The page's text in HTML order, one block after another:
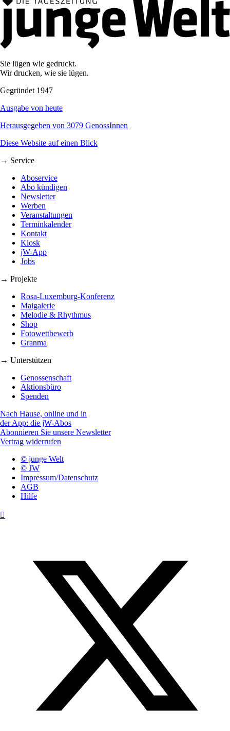
Sie lügen wie gedruckt.
Wir drucken, wie sie lügen.
Gegründet 1947
Ausgabe von heute
Herausgegeben von 3079 GenossInnen
Diese Website auf einen Blick
→ Service
Aboservice
Abo kündigen
Newsletter
Werben
Veranstaltungen
Terminkalender
Kontakt
Kiosk
jW-App
Jobs
→ Projekte
Rosa-Luxemburg-Konferenz
Maigalerie
Melodie & Rhythmus
Shop
Fotowettbewerb
Granma
→ Unterstützen
Genossenschaft
Aktionsbüro
Spenden
Nach Hause, online und in
der App: die jW-Abos
Abonnieren Sie unsere Newsletter
Vertrag widerrufen
© junge Welt
© JW
Impressum/Datenschutz
AGB
Hilfe